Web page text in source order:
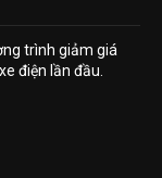
trình giảm giá
điện lần đầu.